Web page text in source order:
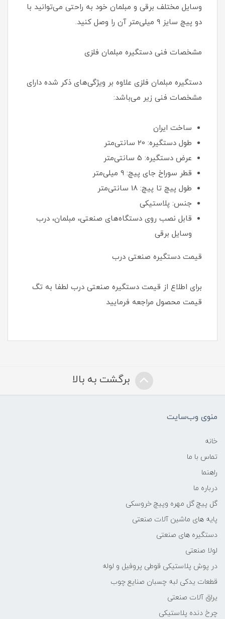
وسایل مختلف برقی و مبلمان خود به راحتی می‌توانید با
دو پیچ‌ سایز 9 میلی‌متر آن را وصل کنید.
مشخصات فنی دستگیره مبلمان فلزی
دستگیره مبلمان فلزی علاوه بر ویژگی‌های ذکر شده دارای
مشخصات فنی زیر می‌باشد:
ساخت ایران
طول دستگیره: 20 سانتی‌متر
عرض دستگیره: 5 سانتی‌متر
قطر سوراخ جای پیچ: 9 میلی‌متر
طول پیچ تا پیچ: 18 سانتی‌متر
جنس: پلاستیکی
قابل نصب روی دستگاه‌های صنعتی، مبلمان، درب
وسایل برقی
قیمت دستگیره صنعتی درب
برای اطلاع از قیمت دستگیره صنعتی درب لطفا به تگ
قیمت محصول مراجعه فرمایید
برگشت به بالا
منوی وب‌سایت
خانه
تماس با ما
راهنما
درباره ما
گل پیچ گل مهره وپیچ خروسکی
پایه های ماشین آلات صنعتی
دستگیره های صنعتی
لولا صنعتی
در پوش پلاستیکی قوطی پروفیل و لوله
قطعات یدکی لبه چسبان صنایع چوب
یراق آلات صنعتی
چرخ دنده پلاستیکی